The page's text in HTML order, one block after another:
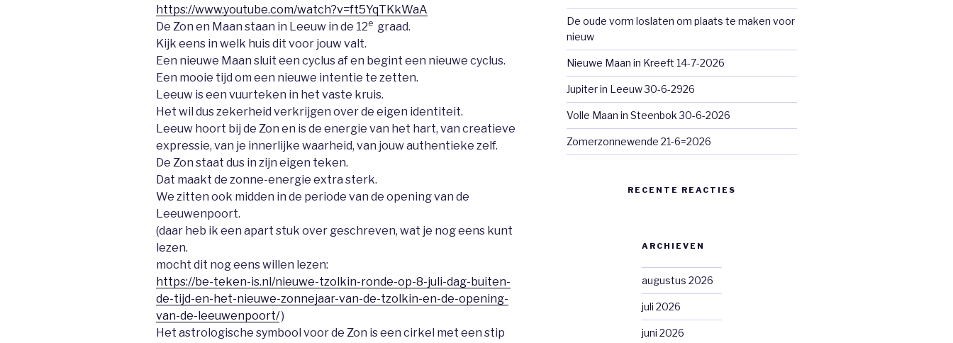
https://www.youtube.com/watch?v=ft5YqTKkWaA
De Zon en Maan staan in Leeuw in de 12e graad.
Kijk eens in welk huis dit voor jouw valt.
Een nieuwe Maan sluit een cyclus af en begint een nieuwe cyclus.
Een mooie tijd om een nieuwe intentie te zetten.
Leeuw is een vuurteken in het vaste kruis.
Het wil dus zekerheid verkrijgen over de eigen identiteit.
Leeuw hoort bij de Zon en is de energie van het hart, van creatieve
expressie, van je innerlijke waarheid, van jouw authentieke zelf.
De Zon staat dus in zijn eigen teken.
Dat maakt de zonne-energie extra sterk.
We zitten ook midden in de periode van de opening van de
Leeuwenpoort.
(daar heb ik een apart stuk over geschreven, wat je nog eens kunt
lezen.
mocht dit nog eens willen lezen:
https://be-teken-is.nl/nieuwe-tzolkin-ronde-op-8-juli-dag-buiten-
de-tijd-en-het-nieuwe-zonnejaar-van-de-tzolkin-en-de-opening-
van-de-leeuwenpoort/)
Het astrologische symbool voor de Zon is een cirkel met een stip
De oude vorm loslaten om plaats te maken voor
nieuw
Nieuwe Maan in Kreeft 14-7-2026
Jupiter in Leeuw 30-6-2926
Volle Maan in Steenbok 30-6-2026
Zomerzonnewende 21-6=2026
RECENTE REACTIES
ARCHIEVEN
augustus 2026
juli 2026
juni 2026